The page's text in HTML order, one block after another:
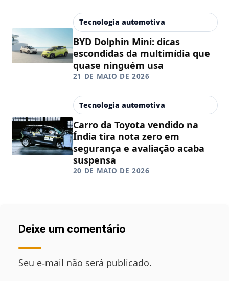
Tecnologia automotiva
BYD Dolphin Mini: dicas
escondidas da multimídia que
quase ninguém usa
21 DE MAIO DE 2026
Tecnologia automotiva
Carro da Toyota vendido na
Índia tira nota zero em
segurança e avaliação acaba
suspensa
20 DE MAIO DE 2026
Deixe um comentário
Seu e‑mail não será publicado.